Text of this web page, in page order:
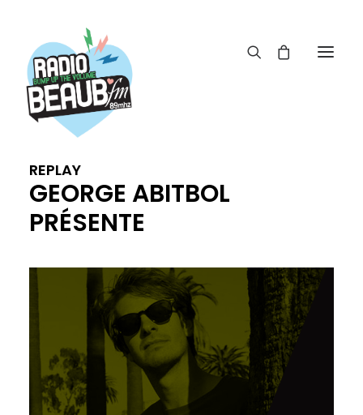
REPLAY
ÉMISSIONS
REPLAY
GEORGE ABITBOL
PRÉSENTE